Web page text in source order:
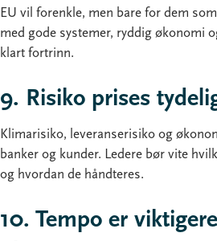
EU vil forenkle, men bare for dem
med gode systemer, ryddig økonomi
klart fortrinn.
9. Risiko prises
Klimarisiko, leveranserisiko og
banker og kunder. Ledere bør vite
og hvordan de håndteres.
10. Tempo er